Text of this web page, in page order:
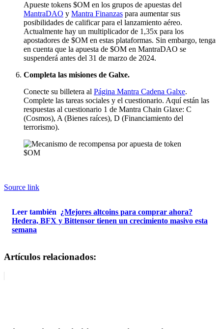
Apueste tokens $OM en los grupos de apuestas del
MantraDAO y Mantra Finanzas para aumentar sus
posibilidades de calificar para el lanzamiento aéreo.
Actualmente hay un multiplicador de 1,35x para los
apostadores de $OM en estas plataformas. Sin embargo, tenga
en cuenta que la apuesta de $OM en MantraDAO se
suspenderá antes del 31 de marzo de 2024.
Completa las misiones de Galxe.
Conecte su billetera al Página Mantra Cadena Galxe.
Complete las tareas sociales y el cuestionario. Aquí están las
respuestas al cuestionario 1 de Mantra Chain Glaxe: C
(Cosmos), A (Bienes raíces), D (Financiamiento del
terrorismo).
Source link
Leer también ¿Mejores altcoins para comprar ahora?
Hedera, BFX y Bittensor tienen un crecimiento masivo esta
semana
Artículos relacionados: